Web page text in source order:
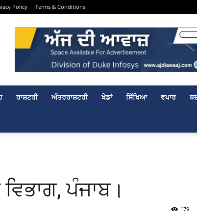
Policy Terms & Conditions
ਰਾਸ਼ਟਰੀ ਅੰਤਰਰਾਸ਼ਟਰੀ ਖੇਡਾਂ ਸਿੱਖਿਆ ਵਪਾਰ
ਪੰਜਾਬ।
179